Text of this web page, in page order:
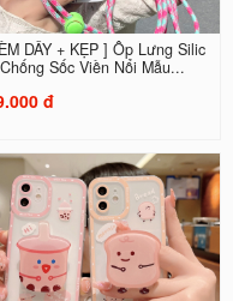
DÂY + KẸP ] Ốp Lưng Silic
Sốc Viền Nổi Mẫu...
đ